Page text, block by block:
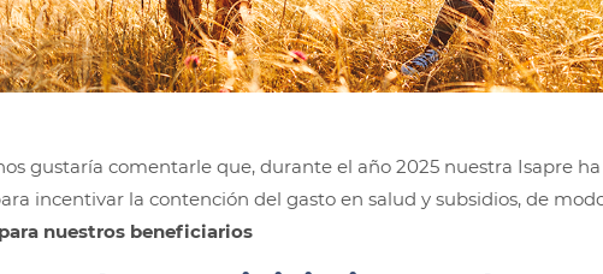
gustaría comentarle que, durante el año 2025 nuestra Isapre
incentivar la contención del gasto en salud y subsidios, de
nuestros beneficiarios